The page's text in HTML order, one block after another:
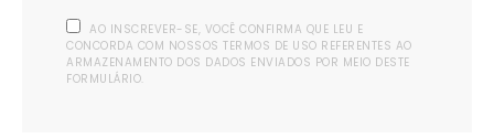
AO INSCREVER-SE, VOCÊ CONFIRMA QUE LEU E
CONCORDA COM NOSSOS TERMOS DE USO REFERENTES AO
ARMAZENAMENTO DOS DADOS ENVIADOS POR MEIO DESTE
FORMULÁRIO.